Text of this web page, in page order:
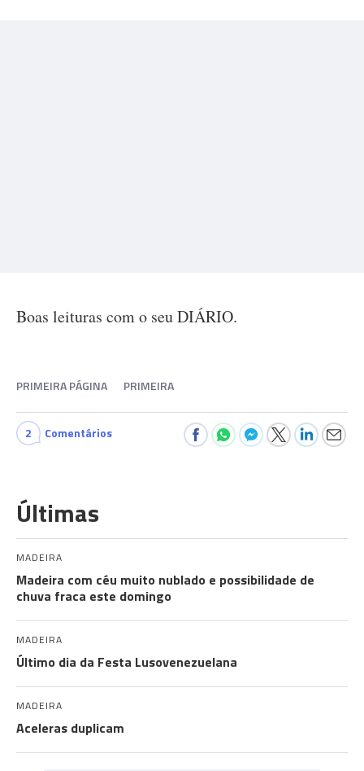
Boas leituras com o seu DIÁRIO.
PRIMEIRA PÁGINA PRIMEIRA
2 Comentários
Últimas
MADEIRA
Madeira com céu muito nublado e possibilidade de
chuva fraca este domingo
MADEIRA
Último dia da Festa Lusovenezuelana
MADEIRA
Aceleras duplicam